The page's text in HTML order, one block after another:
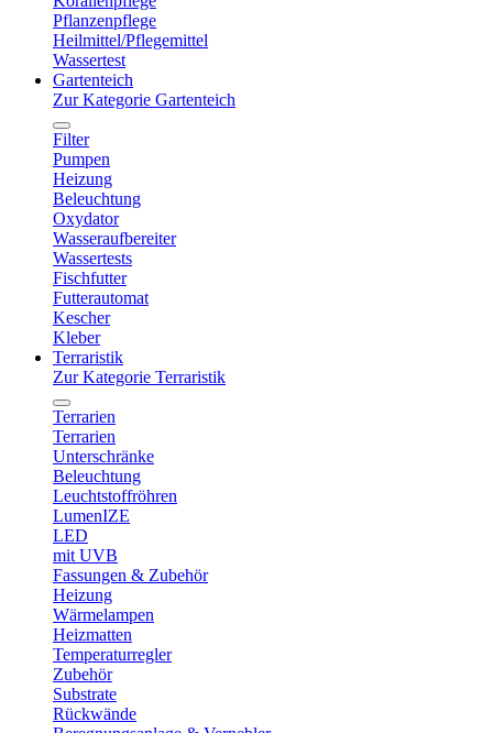
Pflanzenpflege
Heilmittel/Pflegemittel
Wassertest
Gartenteich
Zur Kategorie Gartenteich
Filter
Pumpen
Heizung
Beleuchtung
Oxydator
Wasseraufbereiter
Wassertests
Fischfutter
Futterautomat
Kescher
Kleber
Terraristik
Zur Kategorie Terraristik
Terrarien
Terrarien
Unterschränke
Beleuchtung
Leuchtstoffröhren
LumenIZE
LED
mit UVB
Fassungen & Zubehör
Heizung
Wärmelampen
Heizmatten
Temperaturregler
Zubehör
Substrate
Rückwände